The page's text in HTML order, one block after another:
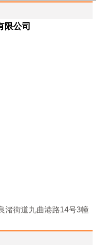
限公司
渚街道九曲港路14号3幢